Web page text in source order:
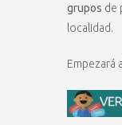
grupos de
localidad.
Empezará